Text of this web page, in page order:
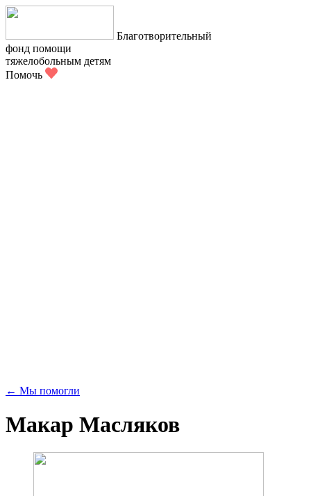
Благотворительный
фонд помощи
тяжелобольным детям
Помочь
← Мы помогли
Макар Масляков